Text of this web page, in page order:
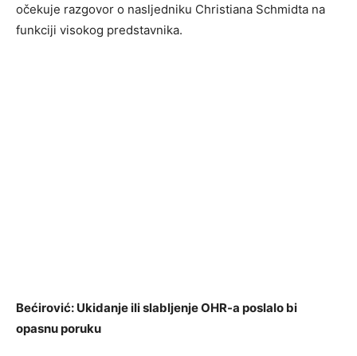
očekuje razgovor o nasljedniku Christiana Schmidta na
funkciji visokog predstavnika.
Bećirović: Ukidanje ili slabljenje OHR-a poslalo bi
opasnu poruku